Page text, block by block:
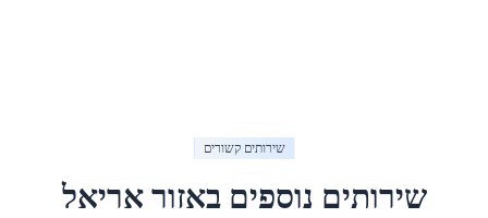
שירותים קשורים
שירותים נוספים באזוראריאל